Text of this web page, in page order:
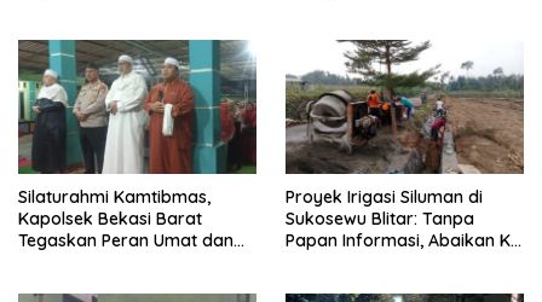
Silaturahmi Kamtibmas,
Kapolsek Bekasi Barat
Tegaskan Peran Umat dan
Proyek Irigasi Siluman di
Sukosewu Blitar: Tanpa
Papan Informasi, Abaikan K3,